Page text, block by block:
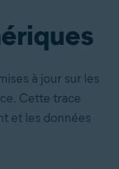
à jour sur les
Cette trace
et les données